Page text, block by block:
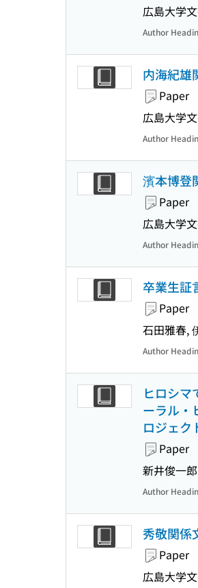
広島大学
Author
内海紀雄
Paper
広島大学
Author
濱本博登
Paper
広島大学
Author
卒業生証
Paper
石田雅春,
Author
ヒロシマ
ーラル・
ロジェク
Paper
新井俊一
Author
秀敬関係
Paper
広島大学